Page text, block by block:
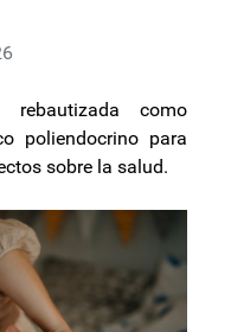
como
poliendocrino para
sobre la salud.